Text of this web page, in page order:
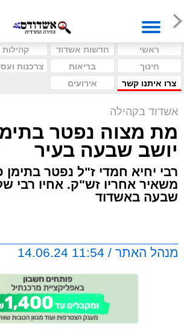
ראשי חדשות אשדוד קהילות
חינוך
בריאות צרכנות
צרו איתנו קשר
אירועים
אשדוד בקהילה
מת מצוה נפטר
יושב שבעה בעיר
רבי יחיא חמדי ז"ל נפטר בתימן
משאיר אחריו זש"ק. אחיו רבי
שבעה באשדוד
מנהל האתר / 11:54 14.06.24